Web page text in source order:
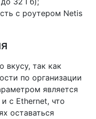
с роутером Netis
вкусу, так как
по организации
является
с Ethernet, что
оставаться